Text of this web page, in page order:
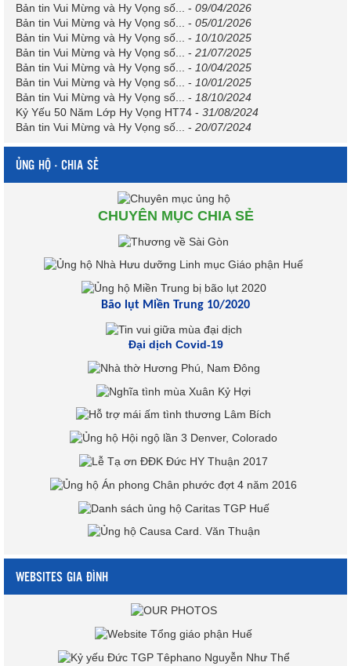
Bản tin Vui Mừng và Hy Vọng số...
- 09/04/2026
Bản tin Vui Mừng và Hy Vọng số...
- 05/01/2026
Bản tin Vui Mừng và Hy Vọng số...
- 10/10/2025
Bản tin Vui Mừng và Hy Vọng số...
- 21/07/2025
Bản tin Vui Mừng và Hy Vọng số...
- 10/04/2025
Bản tin Vui Mừng và Hy Vọng số...
- 10/01/2025
Bản tin Vui Mừng và Hy Vọng số...
- 18/10/2024
Kỷ Yếu 50 Năm Lớp Hy Vọng HT74 - 31/08/2024
Bản tin Vui Mừng và Hy Vọng số...
- 20/07/2024
ỦNG HỘ - CHIA SẺ
CHUYÊN MỤC CHIA SẺ
Bão lụt Miền Trung 10/2020
Đại dịch Covid-19
WEBSITES GIA ĐÌNH